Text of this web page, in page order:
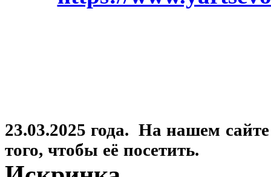
23.03.2025 года. На нашем
того, чтобы её посетить.